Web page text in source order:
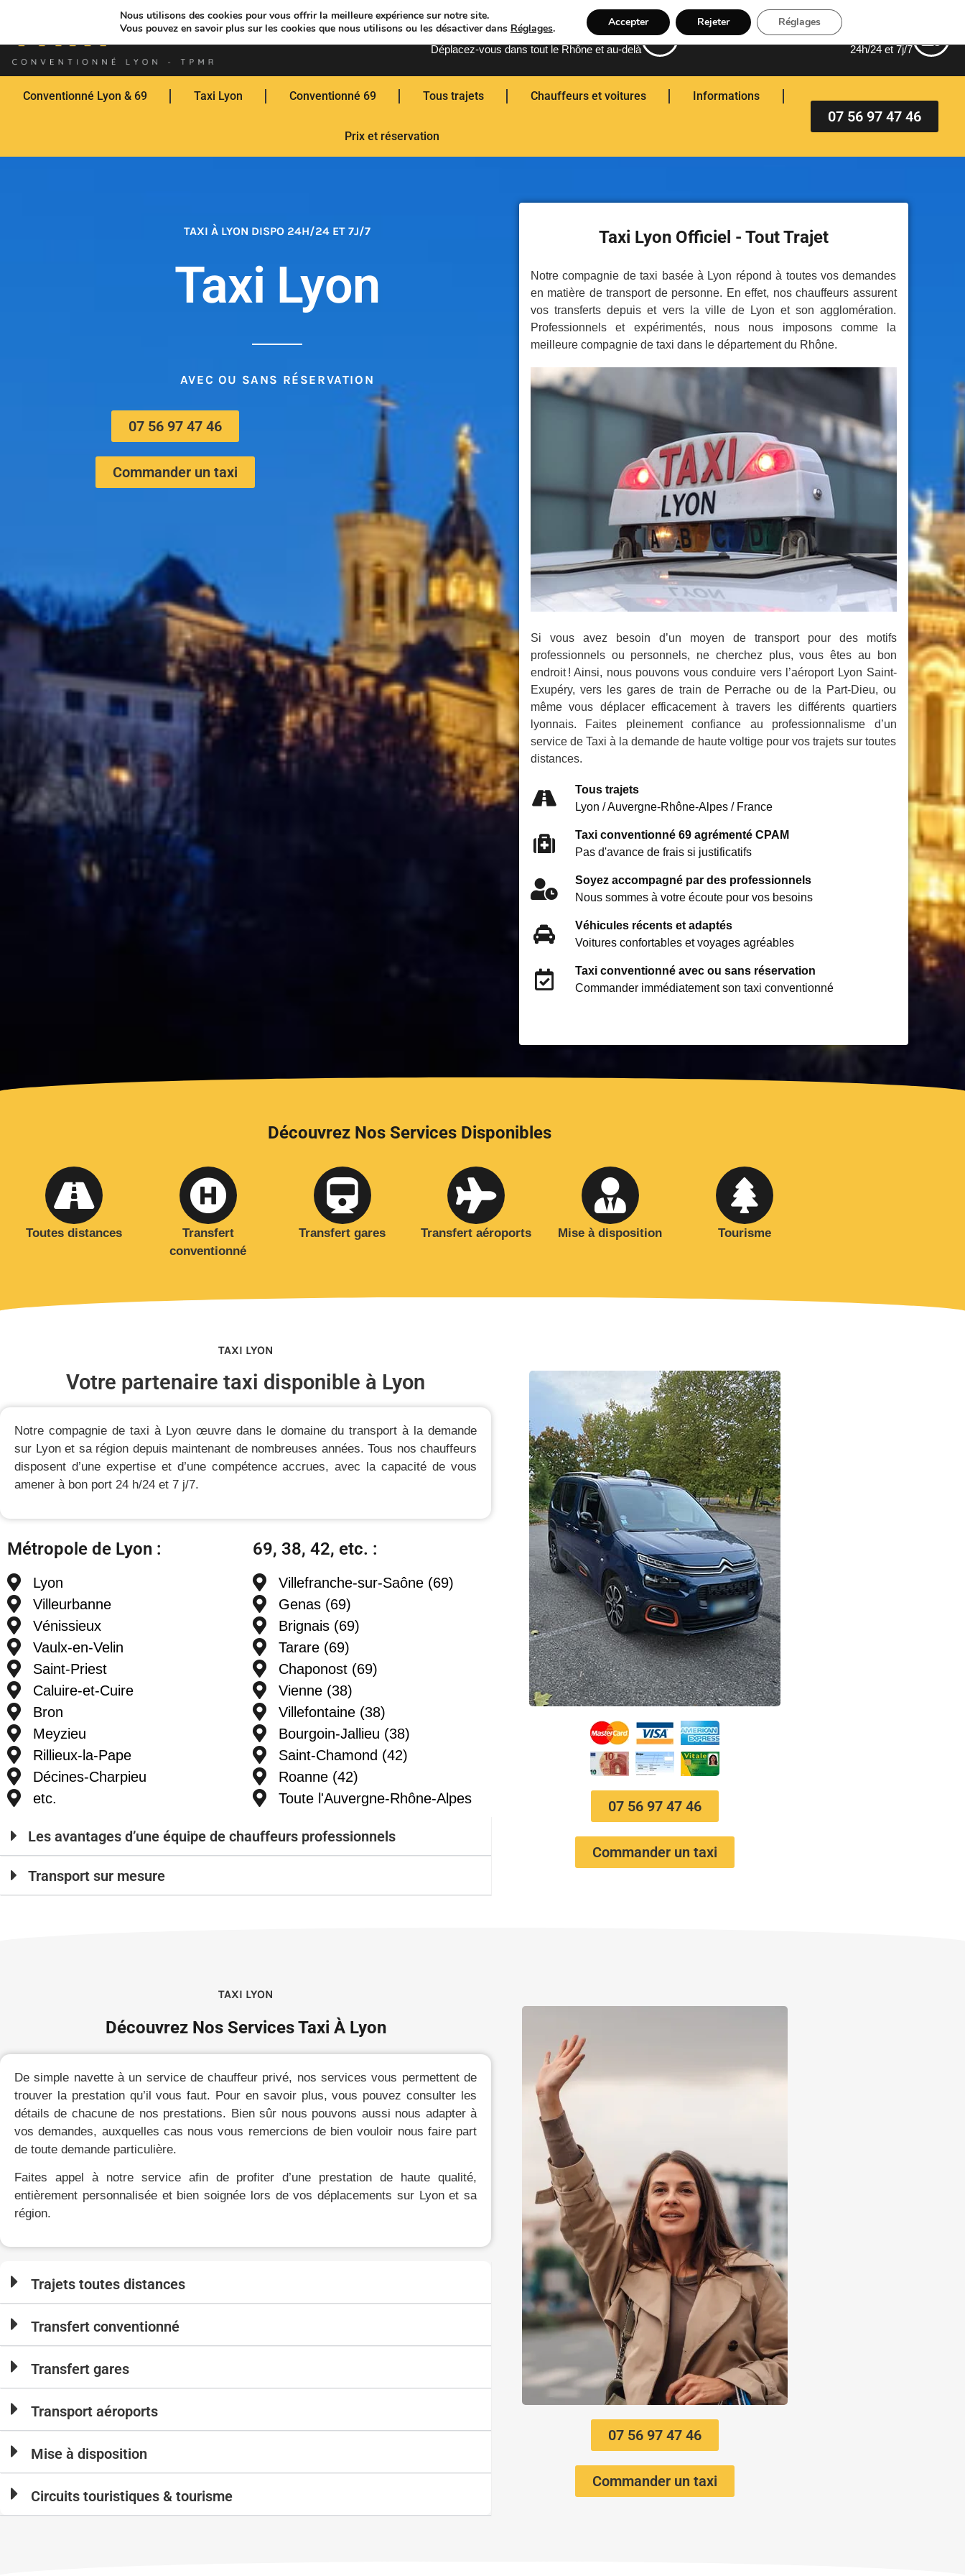
Toutes distances
Déplacez-vous dans tout le Rhône et au-delà
Avec ou sans réservation
24h/24 et 7j/7
Conventionné Lyon & 69 Taxi Lyon Conventionné 69 Tous trajets Chauffeurs et voitures Informations
Prix et réservation
07 56 97 47 46
TAXI À LYON DISPO 24H/24 ET 7J/7
Taxi Lyon
AVEC OU SANS RÉSERVATION
07 56 97 47 46
Commander un taxi
Taxi Lyon Officiel - Tout Trajet
Notre compagnie de taxi basée à Lyon répond à toutes vos demandes
en matière de transport de personne. En effet, nos chauffeurs assurent
vos transferts depuis et vers la ville de Lyon et son agglomération.
Professionnels et expérimentés, nous nous imposons comme la
meilleure compagnie de taxi dans le département du Rhône.
Si vous avez besoin d’un moyen de transport pour des motifs
professionnels ou personnels, ne cherchez plus, vous êtes au bon
endroit ! Ainsi, nous pouvons vous conduire vers l’aéroport Lyon Saint-
Exupéry, vers les gares de train de Perrache ou de la Part-Dieu, ou
même vous déplacer efficacement à travers les différents quartiers
lyonnais. Faites pleinement confiance au professionnalisme d’un
service de Taxi à la demande de haute voltige pour vos trajets sur toutes
distances.
Tous trajets
Lyon / Auvergne-Rhône-Alpes / France
Taxi conventionné 69 agrémenté CPAM
Pas d'avance de frais si justificatifs
Soyez accompagné par des professionnels
Nous sommes à votre écoute pour vos besoins
Véhicules récents et adaptés
Voitures confortables et voyages agréables
Taxi conventionné avec ou sans réservation
Commander immédiatement son taxi conventionné
Découvrez Nos Services Disponibles
Toutes distances
Transfert
conventionné
Transfert gares Transfert aéroports Mise à disposition Tourisme
TAXI LYON
Votre partenaire taxi disponible à Lyon
Notre compagnie de taxi à Lyon œuvre dans le domaine du transport à la demande
sur Lyon et sa région depuis maintenant de nombreuses années. Tous nos chauffeurs
disposent d’une expertise et d’une compétence accrues, avec la capacité de vous
amener à bon port 24 h/24 et 7 j/7.
Métropole de Lyon :
Lyon
Villeurbanne
Vénissieux
Vaulx-en-Velin
Saint-Priest
Caluire-et-Cuire
Bron
Meyzieu
Rillieux-la-Pape
Décines-Charpieu
etc.
69, 38, 42, etc. :
Villefranche-sur-Saône (69)
Genas (69)
Brignais (69)
Tarare (69)
Chaponost (69)
Vienne (38)
Villefontaine (38)
Bourgoin-Jallieu (38)
Saint-Chamond (42)
Roanne (42)
Toute l'Auvergne-Rhône-Alpes
Les avantages d’une équipe de chauffeurs professionnels
Transport sur mesure
07 56 97 47 46
Commander un taxi
TAXI LYON
Découvrez Nos Services Taxi À Lyon
De simple navette à un service de chauffeur privé, nos services vous permettent de
trouver la prestation qu’il vous faut. Pour en savoir plus, vous pouvez consulter les
détails de chacune de nos prestations. Bien sûr nous pouvons aussi nous adapter à
vos demandes, auxquelles cas nous vous remercions de bien vouloir nous faire part
de toute demande particulière.
Faites appel à notre service afin de profiter d’une prestation de haute qualité,
entièrement personnalisée et bien soignée lors de vos déplacements sur Lyon et sa
région.
Trajets toutes distances
Transfert conventionné
Transfert gares
Transport aéroports
Mise à disposition
Circuits touristiques & tourisme
07 56 97 47 46
Commander un taxi
Nous utilisons des cookies pour vous offrir la meilleure expérience sur notre site.
Vous pouvez en savoir plus sur les cookies que nous utilisons ou les désactiver dans Réglages. Accepter Rejeter Réglages